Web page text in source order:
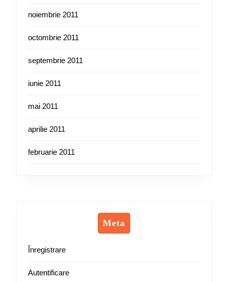
noiembrie 2011
octombrie 2011
septembrie 2011
iunie 2011
mai 2011
aprilie 2011
februarie 2011
Meta
Înregistrare
Autentificare